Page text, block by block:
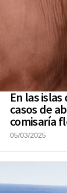
En las
casos de
comisaría
05/03/2025